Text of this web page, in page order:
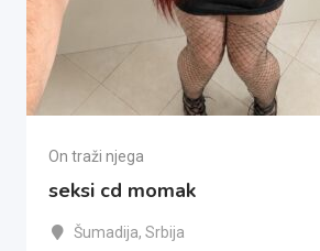
On traži njega
seksi cd momak
Šumadija, Srbija